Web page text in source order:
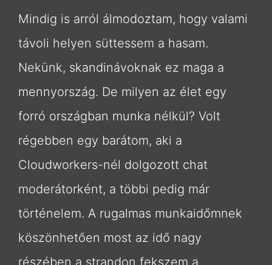
Mindig is arról álmodoztam, hogy valami
távoli helyen süttessem a hasam.
Nekünk, skandinávoknak ez maga a
mennyország. De milyen az élet egy
forró országban munka nélkül? Volt
régebben egy barátom, aki a
Cloudworkers-nél dolgozott chat
moderátorként, a többi pedig már
történelem. A rugalmas munkaidőmnek
köszönhetően most az idő nagy